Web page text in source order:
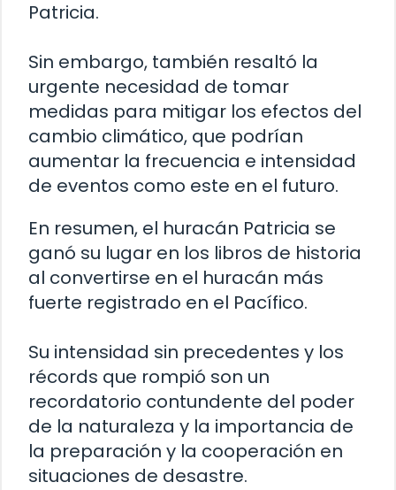
Patricia.
Sin embargo, también resaltó la
urgente necesidad de tomar
medidas para mitigar los efectos del
cambio climático, que podrían
aumentar la frecuencia e intensidad
de eventos como este en el futuro.
En resumen, el huracán Patricia se
ganó su lugar en los libros de historia
al convertirse en el huracán más
fuerte registrado en el Pacífico.
Su intensidad sin precedentes y los
récords que rompió son un
recordatorio contundente del poder
de la naturaleza y la importancia de
la preparación y la cooperación en
situaciones de desastre.